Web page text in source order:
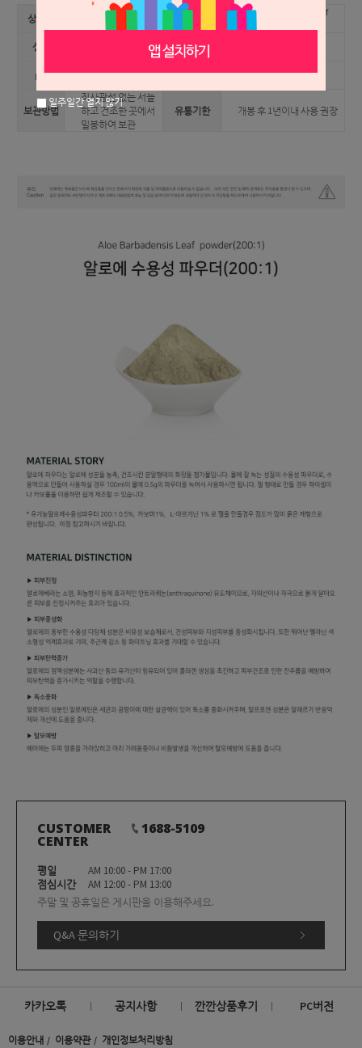
상품명
천연 알로에 수용성
파우더(200:1)
Aloe Barbadensis Leaf
Powder(200:1)
성상
향취
pH 4.7 적용가능제품 화장품(0.5% 미만)
보관방법
직사광선 없는 서늘
하고 건조한 곳에서
밀봉하여 보관
유통기한 개봉 후 1년이내 사용 권장
CUSTOMER
CENTER
1688-5109
평일
AM 10:00 - PM 17:00
점심시간
AM 12:00 - PM 13:00
주말 및 공휴일은 게시판을 이용해주세요.
Q&A 문의하기
카카오톡 공지사항 깐깐상품후기 PC버전
이용안내 이용약관 개인정보처리방침
일주일간 열지 않기